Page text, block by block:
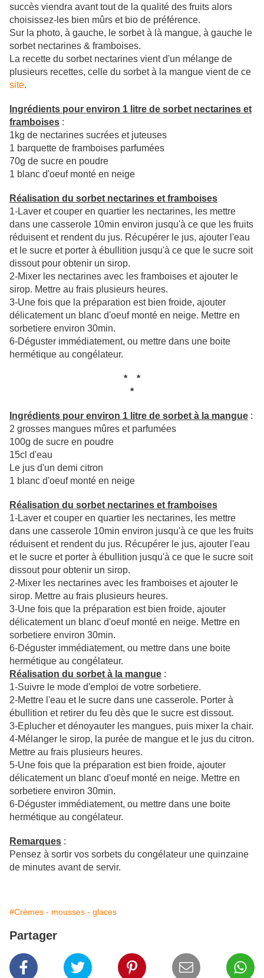
succès viendra avant tout de la qualité des fruits alors
choisissez-les bien mûrs et bio de préférence.
Sur la photo, à gauche, le sorbet à là mangue, à gauche le
sorbet nectarines & framboises.
La recette du sorbet nectarines vient d'un mélange de
plusieurs recettes, celle du sorbet à la mangue vient de ce
site.
Ingrédients pour environ 1 litre de sorbet nectarines et
framboises :
1kg de nectarines sucrées et juteuses
1 barquette de framboises parfumées
70g de sucre en poudre
1 blanc d'oeuf monté en neige
Réalisation du sorbet nectarines et framboises
1-Laver et couper en quartier les nectarines, les mettre
dans une casserole 10min environ jusqu'à ce que les fruits
réduisent et rendent du jus. Récupérer le jus, ajouter l'eau
et le sucre et porter à ébullition jusqu'à ce que le sucre soit
dissout pour obtenir un sirop.
2-Mixer les nectarines avec les framboises et ajouter le
sirop. Mettre au frais plusieurs heures.
3-Une fois que la préparation est bien froide, ajouter
délicatement un blanc d'oeuf monté en neige. Mettre en
sorbetiere environ 30min.
6-Déguster immédiatement, ou mettre dans une boite
hermétique au congélateur.
* *
*
Ingrédients pour environ 1 litre de sorbet à la mangue :
2 grosses mangues mûres et parfumées
100g de sucre en poudre
15cl d'eau
Le jus d'un demi citron
1 blanc d'oeuf monté en neige
Réalisation du sorbet nectarines et framboises
1-Laver et couper en quartier les nectarines, les mettre
dans une casserole 10min environ jusqu'à ce que les fruits
réduisent et rendent du jus. Récupérer le jus, ajouter l'eau
et le sucre et porter à ébullition jusqu'à ce que le sucre soit
dissout pour obtenir un sirop.
2-Mixer les nectarines avec les framboises et ajouter le
sirop. Mettre au frais plusieurs heures.
3-Une fois que la préparation est bien froide, ajouter
délicatement un blanc d'oeuf monté en neige. Mettre en
sorbetiere environ 30min.
6-Déguster immédiatement, ou mettre dans une boite
hermétique au congélateur.
Réalisation du sorbet à la mangue :
1-Suivre le mode d'emploi de votre sorbetiere.
2-Mettre l'eau et le sucre dans une casserole. Porter à
ébullition et retirer du feu dès que le sucre est dissout.
3-Eplucher et dénoyauter les mangues, puis mixer la chair.
4-Mélanger le sirop, la purée de mangue et le jus du citron.
Mettre au frais plusieurs heures.
5-Une fois que la préparation est bien froide, ajouter
délicatement un blanc d'oeuf monté en neige. Mettre en
sorbetiere environ 30min.
6-Déguster immédiatement, ou mettre dans une boite
hermétique au congélateur.
Remarques :
Pensez à sortir vos sorbets du congélateur une quinzaine
de minutes avant de servir.
#Crèmes - mousses - glaces
Partager